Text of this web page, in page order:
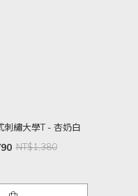
刺繡大學T - 杏奶白
NT$1,380